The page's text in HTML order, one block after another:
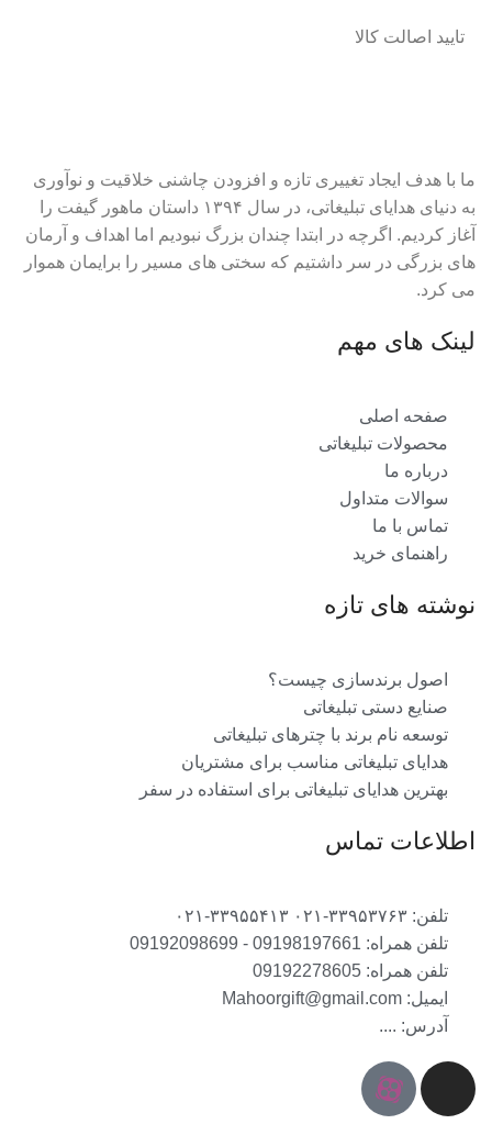
تایید اصالت کالا
ما با هدف ایجاد تغییری تازه و افزودن چاشنی خلاقیت و نوآوری
به دنیای هدایای تبلیغاتی، در سال ۱۳۹۴ داستان ماهور گیفت را
آغاز کردیم. اگرچه در ابتدا چندان بزرگ نبودیم اما اهداف و آرمان
های بزرگی در سر داشتیم که سختی های مسیر را برایمان هموار
می کرد.
لینک های مهم
صفحه اصلی
محصولات تبلیغاتی
درباره ما
سوالات متداول
تماس با ما
راهنمای خرید
نوشته های تازه
اصول برندسازی چیست؟
صنایع دستی تبلیغاتی
توسعه نام برند با چترهای تبلیغاتی
هدایای تبلیغاتی مناسب برای مشتریان
بهترین هدایای تبلیغاتی برای استفاده در سفر
اطلاعات تماس
تلفن: ۳۳۹۵۳۷۶۳-۰۲۱ ۳۳۹۵۵۴۱۳-۰۲۱
تلفن همراه: 09198197661 - 09192098699
تلفن همراه: 09192278605
ایمیل: Mahoorgift@gmail.com
آدرس: ....